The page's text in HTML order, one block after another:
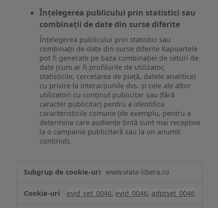
Înțelegerea publicului prin statistici sau
combinații de date din surse diferite
Înțelegerea publicului prin statistici sau
combinații de date din surse diferite Rapoartele
pot fi generate pe baza combinației de seturi de
date (cum ar fi profilurile de utilizator,
statisticile, cercetarea de piață, datele analitice)
cu privire la interacțiunile dvs. și cele ale altor
utilizatori cu conținut publicitar sau (fără
caracter publicitar) pentru a identifica
caracteristicile comune (de exemplu, pentru a
determina care audiențe țintă sunt mai receptive
la o campanie publicitară sau la un anumit
conținut).
www.viata-libera.ro
evid_set_0046, evid_0046, adptset_0046